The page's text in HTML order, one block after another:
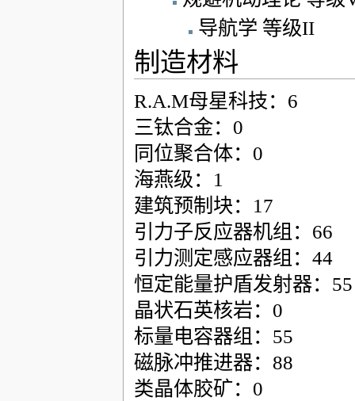
导航学 等级II
制造材料
R.A.M母星科技：6
三钛合金：0
同位聚合体：0
海燕级：1
建筑预制块：17
引力子反应器机组：66
引力测定感应器组：44
恒定能量护盾发射器：55
晶状石英核岩：0
标量电容器组：55
磁脉冲推进器：88
类晶体胶矿：0